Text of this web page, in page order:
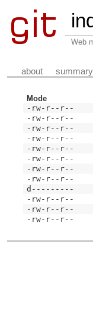
Web
about summary
Mode
-rw-r--r--
-rw-r--r--
-rw-r--r--
-rw-r--r--
-rw-r--r--
-rw-r--r--
-rw-r--r--
-rw-r--r--
d---------
-rw-r--r--
-rw-r--r--
-rw-r--r--